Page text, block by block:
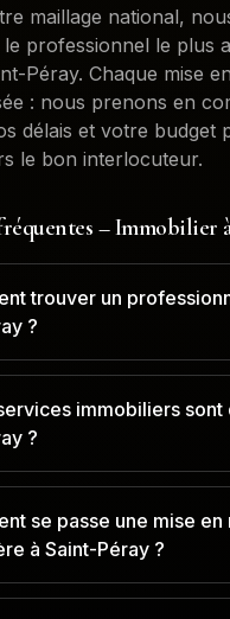
maillage national,
le professionnel le plus
Péray. Chaque mise
: nous prenons en
délais et votre budget
le bon interlocuteur.
– Immobilier
trouver un
?
immobiliers sont
?
se passe une mise en
à Saint-Péray ?